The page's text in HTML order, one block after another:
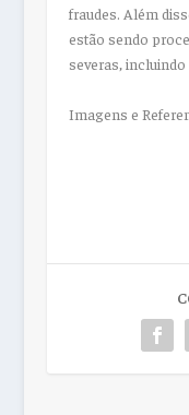
fraudes. Além
estão sendo
severas, incluindo
Imagens e